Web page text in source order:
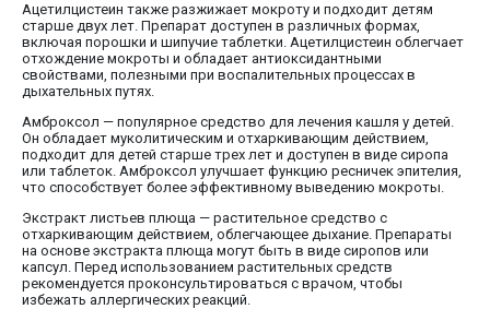
Ацетилцистеин также разжижает мокроту и подходит детям
старше двух лет. Препарат доступен в различных формах,
включая порошки и шипучие таблетки. Ацетилцистеин облегчает
отхождение мокроты и обладает антиоксидантными
свойствами, полезными при воспалительных процессах в
дыхательных путях.
Амброксол — популярное средство для лечения кашля у детей.
Он обладает муколитическим и отхаркивающим действием,
подходит для детей старше трех лет и доступен в виде сиропа
или таблеток. Амброксол улучшает функцию ресничек эпителия,
что способствует более эффективному выведению мокроты.
Экстракт листьев плюща — растительное средство с
отхаркивающим действием, облегчающее дыхание. Препараты
на основе экстракта плюща могут быть в виде сиропов или
капсул. Перед использованием растительных средств
рекомендуется проконсультироваться с врачом, чтобы
избежать аллергических реакций.